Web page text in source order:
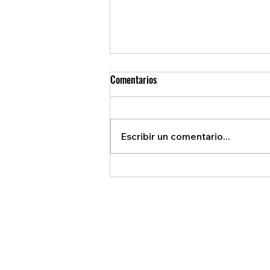
REVELAN ACUERDO SECRETO QUE
Comentarios
Escribir un comentario...